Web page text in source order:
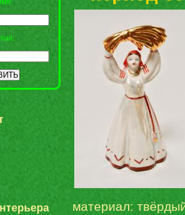
материал: